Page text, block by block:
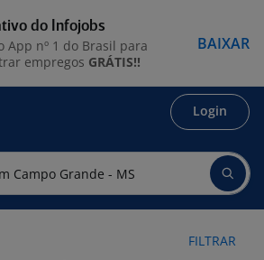
Login
FILTRAR
do Infojobs
App nº 1 do Brasil para
empregos GRÁTIS!!
BAIXAR